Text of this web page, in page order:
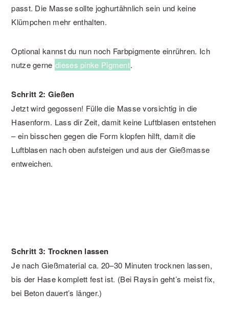
passt. Die Masse sollte joghurtähnlich sein und keine
Klümpchen mehr enthalten.
Optional kannst du nun noch Farbpigmente einrühren. Ich
nutze gerne dieses pinke Pigment.
Schritt 2: Gießen
Jetzt wird gegossen! Fülle die Masse vorsichtig in die
Hasenform. Lass dir Zeit, damit keine Luftblasen entstehen
– ein bisschen gegen die Form klopfen hilft, damit die
Luftblasen nach oben aufsteigen und aus der Gießmasse
entweichen.
Schritt 3: Trocknen lassen
Je nach Gießmaterial ca. 20–30 Minuten trocknen lassen,
bis der Hase komplett fest ist. (Bei Raysin geht’s meist fix,
bei Beton dauert’s länger.)